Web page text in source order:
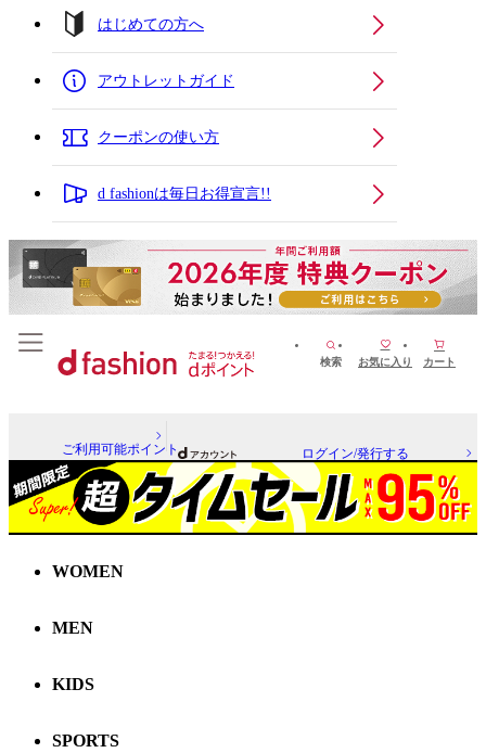
はじめての方へ
アウトレットガイド
クーポンの使い方
d fashionは毎日お得宣言!!
検索 お気に入り カート
ご利用可能ポイント ログイン/発行する
WOMEN
MEN
KIDS
SPORTS